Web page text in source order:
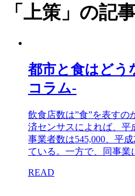
「上策」 の記
都市と食はどう
コラム-
飲食店数は”食”を表すの
済センサスによれば、平
事業者数は545,000、平
ている。一方で、同事
READ